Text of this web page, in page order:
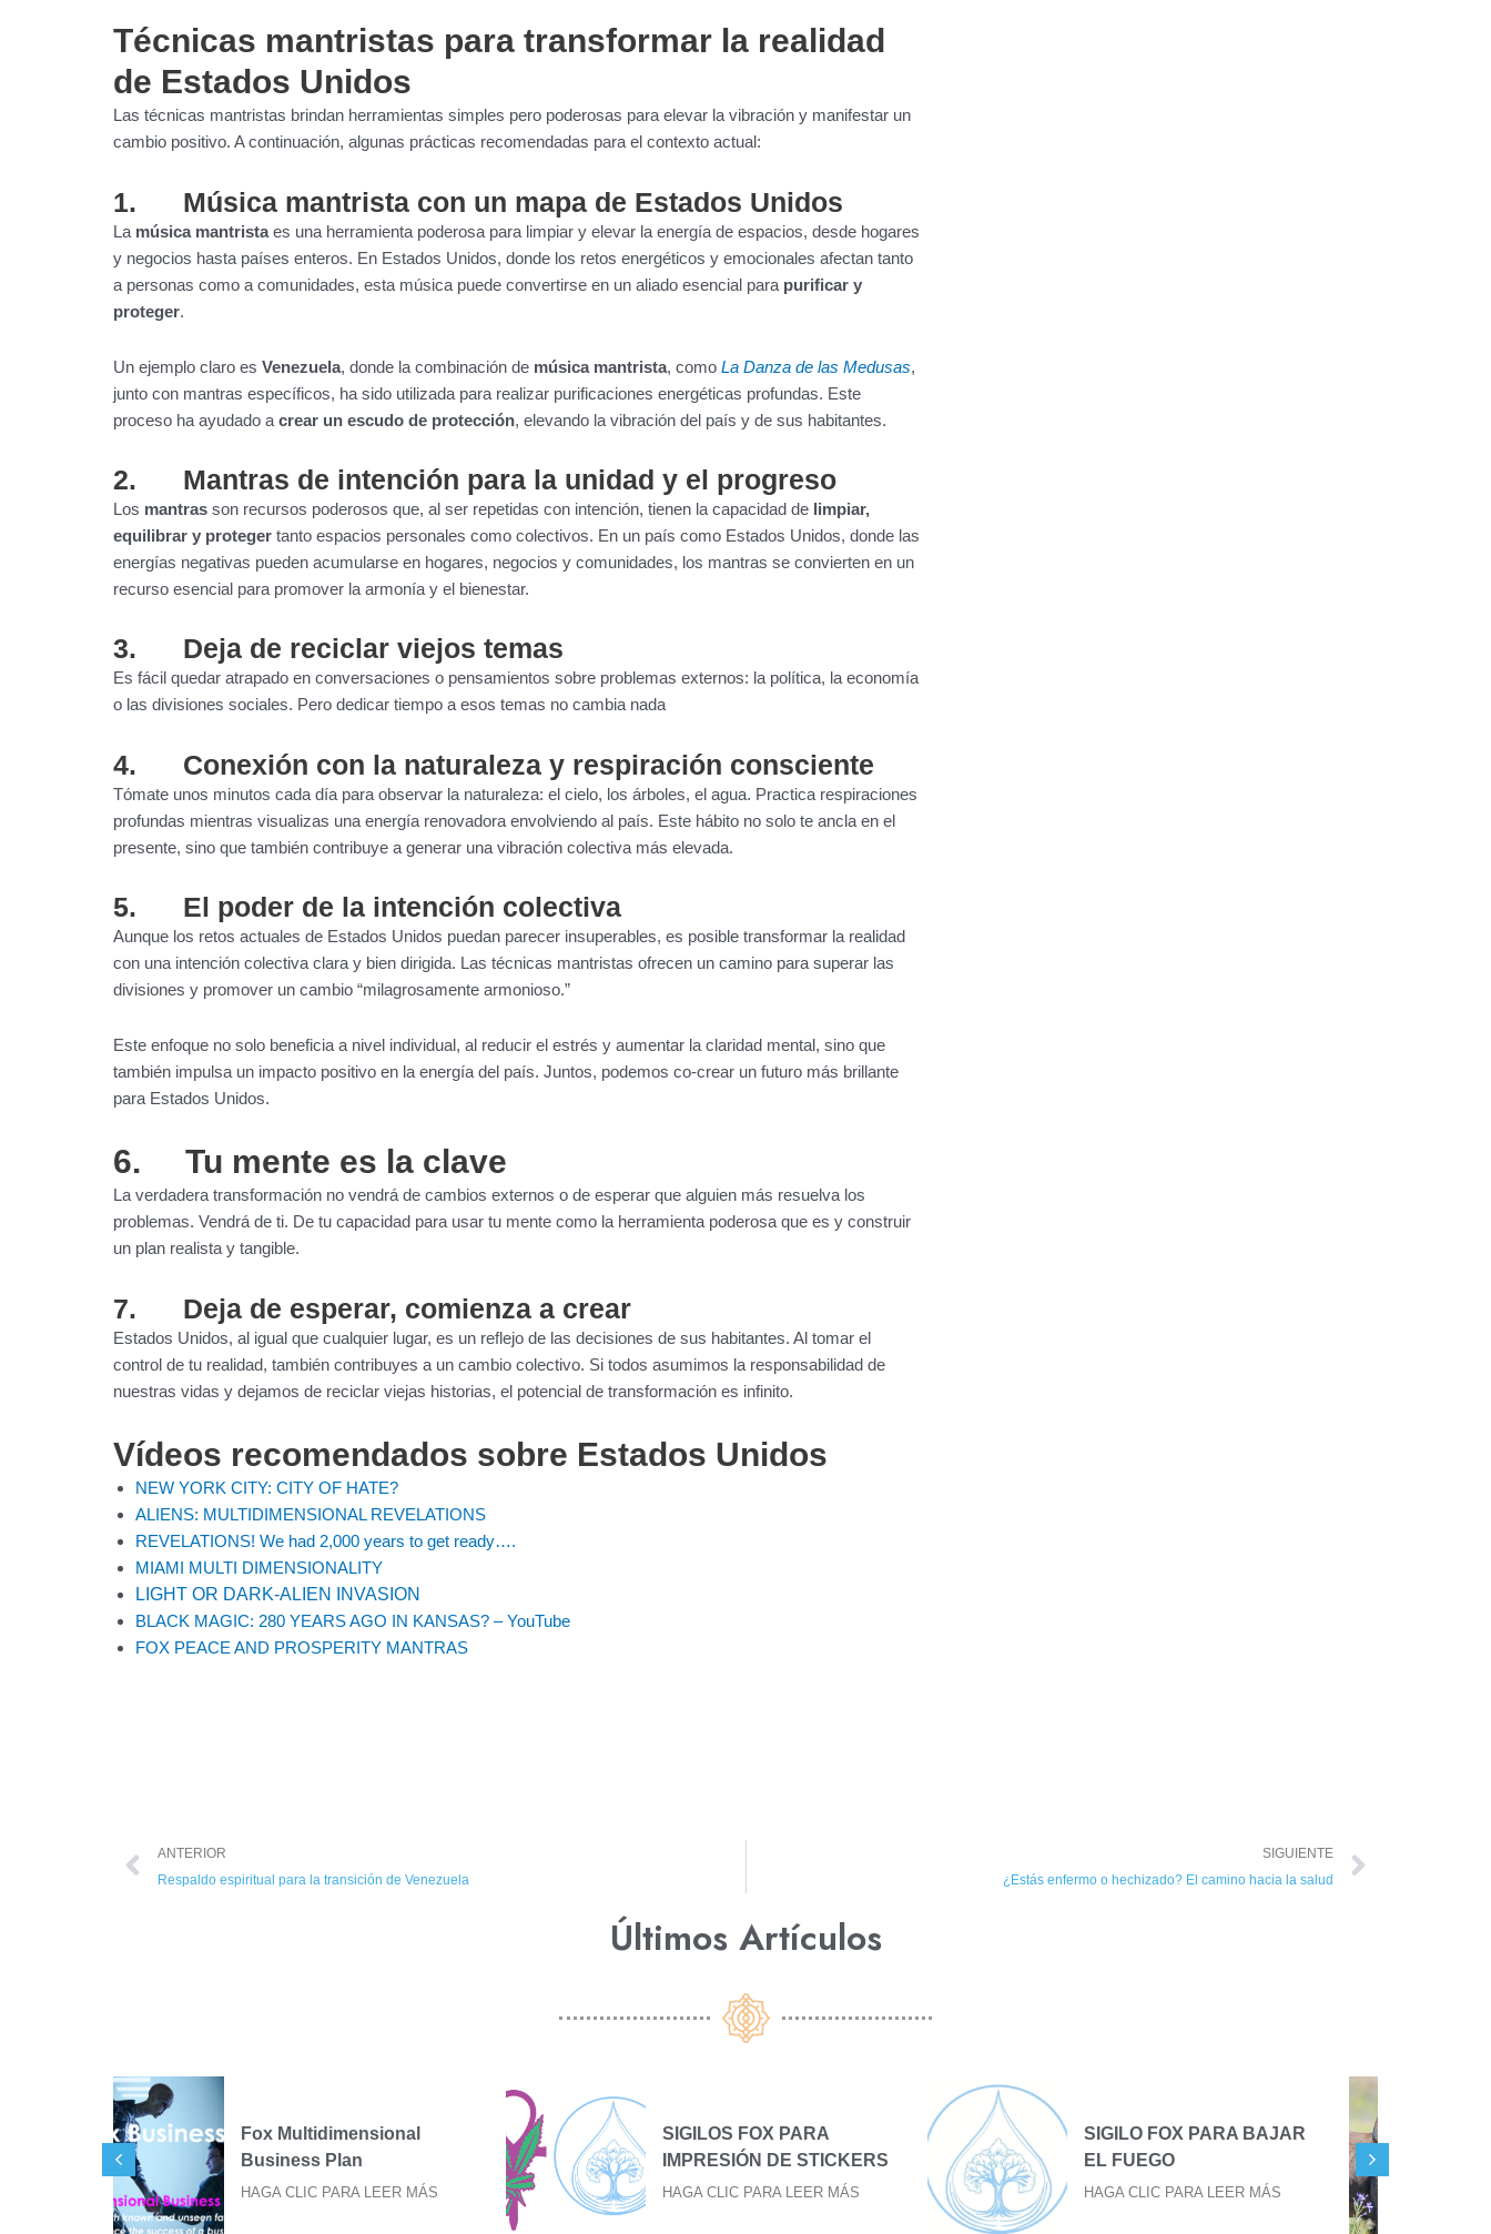
Técnicas mantristas para transformar la realidad
de Estados Unidos
Las técnicas mantristas brindan herramientas simples pero poderosas para elevar la vibración y manifestar un
cambio positivo. A continuación, algunas prácticas recomendadas para el contexto actual:
1. Música mantrista con un mapa de Estados Unidos
La música mantristaes una herramienta poderosa para limpiar y elevar la energía de espacios, desde hogares
y negocios hasta países enteros. En Estados Unidos, donde los retos energéticos y emocionales afectan tanto
a personas como a comunidades, esta música puede convertirse en un aliado esencial para purificar y
proteger.
Un ejemplo claro es Venezuela, donde la combinación de música mantrista, como La Danza de las Medusas,
junto con mantras específicos, ha sido utilizada para realizar purificaciones energéticas profundas. Este
proceso ha ayudado a crear un escudo de protección, elevando la vibración del país y de sus habitantes.
2. Mantras de intención para la unidad y el progreso
Los mantras son recursos poderosos que, al ser repetidas con intención, tienen la capacidad de limpiar,
equilibrar y proteger tanto espacios personales como colectivos. En un país como Estados Unidos, donde las
energías negativas pueden acumularse en hogares, negocios y comunidades, los mantras se convierten en un
recurso esencial para promover la armonía y el bienestar.
3. Deja de reciclar viejos temas
Es fácil quedar atrapado en conversaciones o pensamientos sobre problemas externos: la política, la economía
o las divisiones sociales. Pero dedicar tiempo a esos temas no cambia nada
4. Conexión con la naturaleza y respiración consciente
Tómate unos minutos cada día para observar la naturaleza: el cielo, los árboles, el agua. Practica respiraciones
profundas mientras visualizas una energía renovadora envolviendo al país. Este hábito no solo te ancla en el
presente, sino que también contribuye a generar una vibración colectiva más elevada.
5. El poder de la intención colectiva
Aunque los retos actuales de Estados Unidos puedan parecer insuperables, es posible transformar la realidad
con una intención colectiva clara y bien dirigida. Las técnicas mantristas ofrecen un camino para superar las
divisiones y promover un cambio “milagrosamente armonioso.”
Este enfoque no solo beneficia a nivel individual, al reducir el estrés y aumentar la claridad mental, sino que
también impulsa un impacto positivo en la energía del país. Juntos, podemos co-crear un futuro más brillante
para Estados Unidos.
6. Tu mente es la clave
La verdadera transformación no vendrá de cambios externos o de esperar que alguien más resuelva los
problemas. Vendrá de ti. De tu capacidad para usar tu mente como la herramienta poderosa que es y construir
un plan realista y tangible.
7. Deja de esperar, comienza a crear
Estados Unidos, al igual que cualquier lugar, es un reflejo de las decisiones de sus habitantes. Al tomar el
control de tu realidad, también contribuyes a un cambio colectivo. Si todos asumimos la responsabilidad de
nuestras vidas y dejamos de reciclar viejas historias, el potencial de transformación es infinito.
Vídeos recomendados sobre Estados Unidos
NEW YORK CITY: CITY OF HATE?
ALIENS: MULTIDIMENSIONAL REVELATIONS
REVELATIONS! We had 2,000 years to get ready….
MIAMI MULTI DIMENSIONALITY
LIGHT OR DARK-ALIEN INVASION
BLACK MAGIC: 280 YEARS AGO IN KANSAS? – YouTube
FOX PEACE AND PROSPERITY MANTRAS
ANTERIOR
Respaldo espiritual para la transición de Venezuela
SIGUIENTE
¿Estás enfermo o hechizado? El camino hacia la salud
Últimos Artículos​
SIGILOS FOX PARA
IMPRESIÓN DE STICKERS
HAGA CLIC PARA LEER MÁS
SIGILO FOX PARA BAJAR
EL FUEGO
HAGA CLIC PARA LEER MÁS
TU EVOLUCIÓN EN TU
TERCER OJO
HAGA CLIC PARA LEER MÁS